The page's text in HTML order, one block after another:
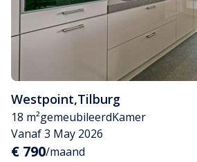
Westpoint,Tilburg
18 m²gemeubileerdKamer
Vanaf 3 May 2026
€ 790/maand